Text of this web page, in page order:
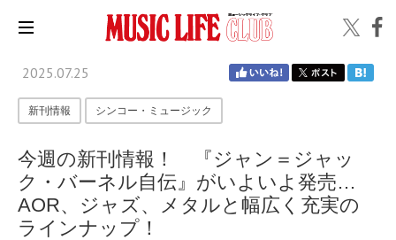
2025.07.25
新刊情報 シンコー・ミュージック
今週の新刊情報！ 『ジャン＝ジャッ
ク・バーネル自伝』がいよいよ発売…
AOR、ジャズ、メタルと幅広く充実の
ラインナップ！